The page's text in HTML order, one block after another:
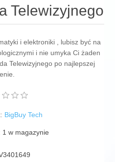
Telewizyjnego
i elektroniki , lubisz być na
i nie umyka Ci żaden
Telewizyjnego po najlepszej
BigBuy Tech
1 w magazynie